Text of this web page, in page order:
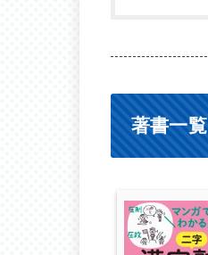
著書一覧